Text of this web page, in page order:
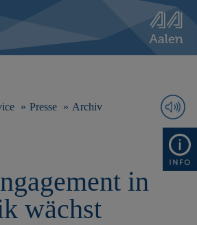
Presse
Archiv
in
wächst